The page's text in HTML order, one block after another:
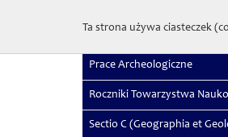
Poza seriami
Prace Archeologiczne
Roczniki Towarzystwa
Sectio C (Geographia et
Ta strona używa ciasteczek